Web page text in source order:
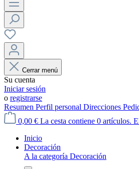
Cerrar menú
Su cuenta
Iniciar sesión
o registrarse
Resumen Perfil personal Direcciones
0,00 € La cesta contiene 0 artículos.
Inicio
Decoración
A la categoría Decoración